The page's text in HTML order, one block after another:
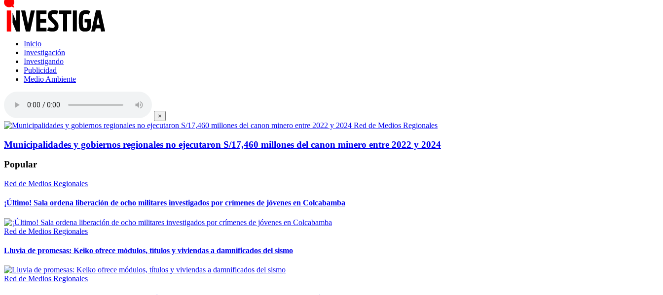
Inicio
Investigación
Investigando
Publicidad
Medio Ambiente
×
Red de Medios Regionales
Municipalidades y gobiernos regionales no ejecutaron S/17,460 millones del canon minero entre 2022 y 2024
Popular
Red de Medios Regionales
¡Último! Sala ordena liberación de ocho militares investigados por crímenes de jóvenes en Colcabamba
Red de Medios Regionales
Lluvia de promesas: Keiko ofrece módulos, títulos y viviendas a damnificados del sismo
Red de Medios Regionales